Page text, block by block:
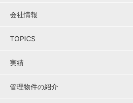
会社情報
TOPICS
実績
管理物件の紹介